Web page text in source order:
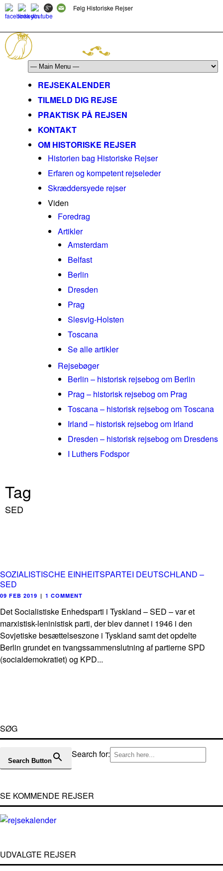
Følg Historiske Rejser
REJSEKALENDER
TILMELD DIG REJSE
PRAKTISK PÅ REJSEN
KONTAKT
OM HISTORISKE REJSER
Historien bag Historiske Rejser
Erfaren og kompetent rejseleder
Skræddersyede rejser
Viden
Foredrag
Artikler
Amsterdam
Belfast
Berlin
Dresden
Prag
Slesvig-Holsten
Toscana
Se alle artikler
Rejsebøger
Berlin – historisk rejsebog om Berlin
Prag – historisk rejsebog om Prag
Toscana – historisk rejsebog om Toscana
Irland – historisk rejsebog om Irland
Dresden – historisk rejsebog om Dresdens
I Luthers Fodspor
Tag
SED
SOZIALISTISCHE EINHEITSPARTEI DEUTSCHLAND –
SED
09 FEB 2019 | 1 COMMENT
Det Socialistiske Enhedsparti i Tyskland – SED – var et
marxistisk-leninistisk parti, der blev dannet i 1946 i den
Sovjetiske besættelseszone i Tyskland samt det opdelte
Berlin grundet en tvangssammenslutning af partierne SPD
(socialdemokratiet) og KPD...
SØG
Search for:
Search Button
SE KOMMENDE REJSER
UDVALGTE REJSER